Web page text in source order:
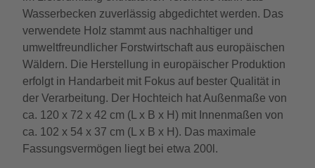
Wasserbecken zuverlässig abgedichtet werden. Das
verwendete Holz stammt aus nachhaltiger und
umweltfreundlicher Forstwirtschaft aus europäischen
Wäldern. Die Herstellung in europäischer Produktion
erfolgt in Handarbeit mit Fokus auf bester Qualität in
der Verarbeitung. Der Hochteich hat Außenmaße von
ca. 120 x 72 x 42 cm (L x B x H) mit Innenmaßen von
ca. 102 x 54 x 37 cm (L x B x H). Das maximale
Fassungsvermögen liegt bei etwa 200l.